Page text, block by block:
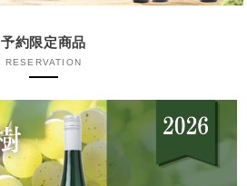
予約限定商品
RESERVATION